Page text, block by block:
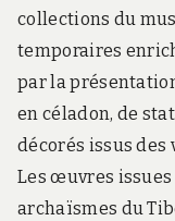
collections du
temporaires
par la
en céladon, de
décorés issus des
Les œuvres
archaïsmes du